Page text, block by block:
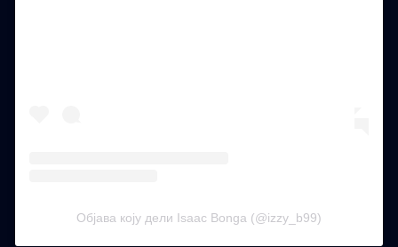
Објава коју дели Isaac Bonga (@izzy_b99)